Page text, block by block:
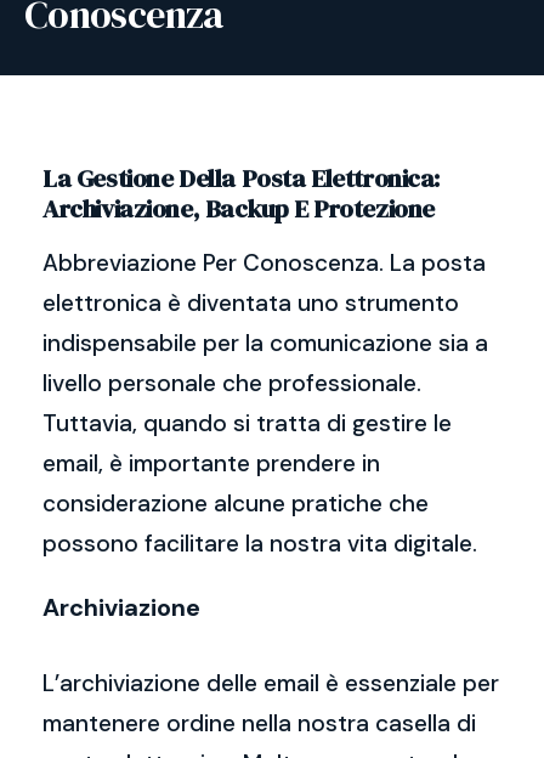
Conoscenza
La Gestione Della Posta Elettronica:
Archiviazione, Backup E Protezione
Abbreviazione Per Conoscenza. La posta
elettronica è diventata uno strumento
indispensabile per la comunicazione sia a
livello personale che professionale.
Tuttavia, quando si tratta di gestire le
email, è importante prendere in
considerazione alcune pratiche che
possono facilitare la nostra vita digitale.
Archiviazione
L’archiviazione delle email è essenziale per
mantenere ordine nella nostra casella di